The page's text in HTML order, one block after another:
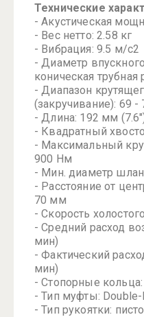
Технические
- Акустическая
- Вес нетто: 2.58 кг
- Вибрация: 9.5 м/с2
- Диаметр
коническая трубная
- Диапазон
(закручивание): 69
- Длина: 192 мм
- Квадратный
- Максимальный
900 Нм
- Мин. диаметр
- Расстояние от
70 мм
- Скорость
- Средний расход
мин)
- Фактический
мин)
- Стопорные
- Тип муфты: Double-
- Тип рукоятки: